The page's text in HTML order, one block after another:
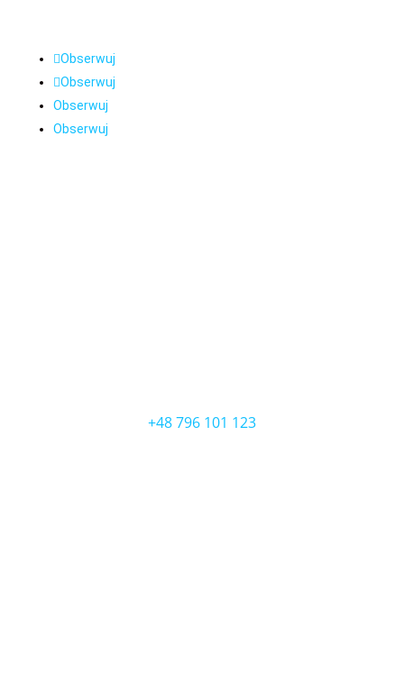
Obserwuj
Obserwuj
Obserwuj
Obserwuj
+48 796 101 123